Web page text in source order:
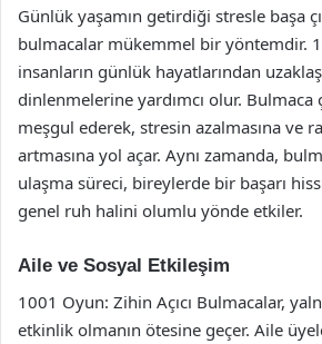
Günlük yaşamın getirdiği stresle başa
bulmacalar mükemmel bir yöntemdir.
insanların günlük hayatlarından
dinlenmelerine yardımcı olur. Bulmaca
meşgul ederek, stresin azalmasına ve
artmasına yol açar. Aynı zamanda,
ulaşma süreci, bireylerde bir başarı
genel ruh halini olumlu yönde etkiler.
Aile ve Sosyal Etkileşim
1001 Oyun: Zihin Açıcı Bulmacalar,
etkinlik olmanın ötesine geçer. Aile